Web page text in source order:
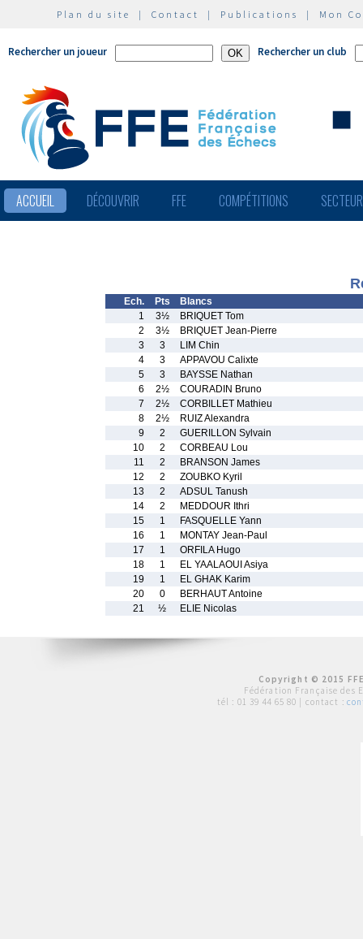
Plan du site | Contact | Publications | Mon
Rechercher un joueur Rechercher un club
ACCUEIL DÉCOUVRIR FFE COMPÉTITIONS
Ech. Pts
Blancs
1
3½
BRIQUET Tom
2
3½
BRIQUET Jean-Pierre
3
3
LIM Chin
4
3
APPAVOU Calixte
5
3
BAYSSE Nathan
6
2½
COURADIN Bruno
7
2½
CORBILLET Mathieu
8
2½
RUIZ Alexandra
9
2
GUERILLON Sylvain
10
2
CORBEAU Lou
11
2
BRANSON James
12
2
ZOUBKO Kyril
13
2
ADSUL Tanush
14
2
MEDDOUR Ithri
15
1
FASQUELLE Yann
16
1
MONTAY Jean-Paul
17
1
ORFILA Hugo
18
1
EL YAALAOUI Asiya
19
1
EL GHAK Karim
20
0
BERHAUT Antoine
21
½ ELIE Nicolas
Copyright © 2015
Fédération Française des
tél : 01 39 44 65 80 | contact :